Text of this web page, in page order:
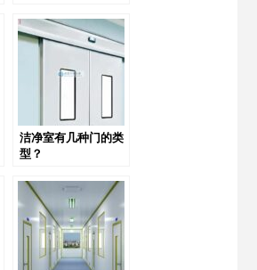
洁净室有几种门的类
型？